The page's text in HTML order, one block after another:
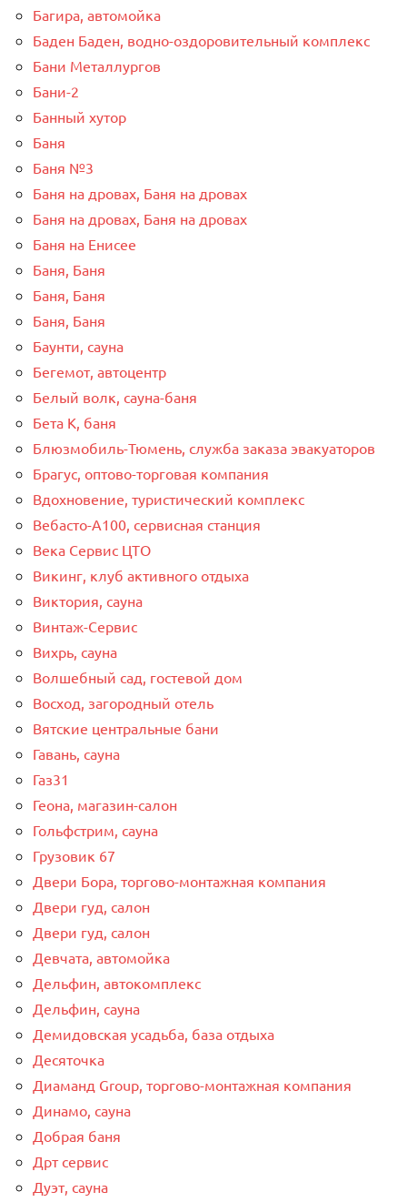
Багира, автомойка
Баден Баден, водно-оздоровительный комплекс
Бани Металлургов
Бани-2
Банный хутор
Баня
Баня №3
Баня на дровах, Баня на дровах
Баня на дровах, Баня на дровах
Баня на Енисее
Баня, Баня
Баня, Баня
Баня, Баня
Баунти, сауна
Бегемот, автоцентр
Белый волк, сауна-баня
Бета К, баня
Блюзмобиль-Тюмень, служба заказа эвакуаторов
Брагус, оптово-торговая компания
Вдохновение, туристический комплекс
Вебасто-А100, сервисная станция
Века Сервис ЦТО
Викинг, клуб активного отдыха
Виктория, сауна
Винтаж-Сервис
Вихрь, сауна
Волшебный сад, гостевой дом
Восход, загородный отель
Вятские центральные бани
Гавань, сауна
Газ31
Геона, магазин-салон
Гольфстрим, сауна
Грузовик 67
Двери Бора, торгово-монтажная компания
Двери гуд, салон
Двери гуд, салон
Девчата, автомойка
Дельфин, автокомплекс
Дельфин, сауна
Демидовская усадьба, база отдыха
Десяточка
Диаманд Group, торгово-монтажная компания
Динамо, сауна
Добрая баня
Дрт сервис
Дуэт, сауна